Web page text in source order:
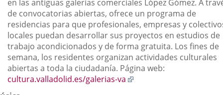
externa.
en las antiguas galerías comerciales López Gómez. A
de convocatorias abiertas, ofrece un programa de
residencias para que profesionales, empresas y
locales puedan desarrollar sus proyectos en estudios de
trabajo acondicionados y de forma gratuita. Los fines de
semana, los residentes organizan actividades culturales
abiertas a toda la ciudadanía. Página web:
cultura.valladolid.es/galerias-va